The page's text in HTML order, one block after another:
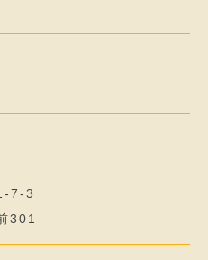
7-3
301